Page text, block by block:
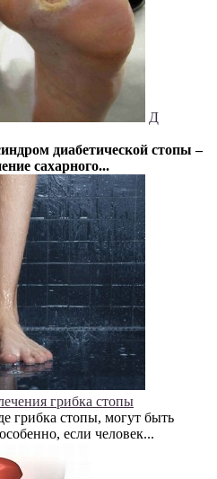
Д
диабетической стопы –
сахарного...
грибка стопы
грибка стопы, могут быть
если человек...